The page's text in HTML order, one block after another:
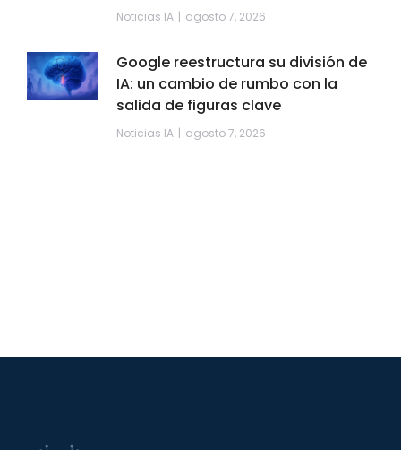
Noticias IA agosto 7, 2026
Google reestructura su división de
IA: un cambio de rumbo con la
salida de figuras clave
Noticias IA agosto 7, 2026